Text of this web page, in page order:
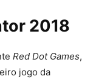
2018
Red Dot Games,
jogo da